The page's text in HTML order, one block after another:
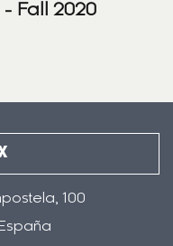
- Fall 2020
100